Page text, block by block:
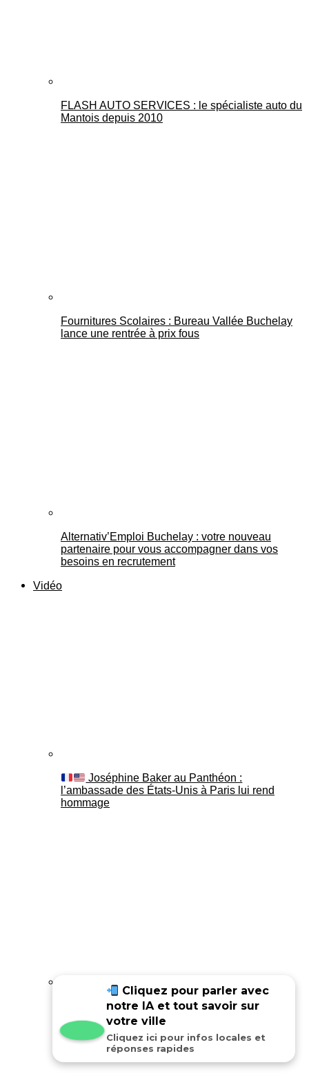
FLASH AUTO SERVICES : le spécialiste auto du
Mantois depuis 2010
Fournitures Scolaires : Bureau Vallée Buchelay
lance une rentrée à prix fous
Alternativ’Emploi Buchelay : votre nouveau
partenaire pour vous accompagner dans vos
besoins en recrutement
Vidéo
Joséphine Baker au Panthéon :
l’ambassade des États-Unis à Paris lui rend
hommage
Joséphine Baker au Panthéon : le
témoignage de son fils Luis
Cliquez pour parler avec
notre IA et tout savoir sur
votre ville
Cliquez ici pour infos locales et
réponses rapides